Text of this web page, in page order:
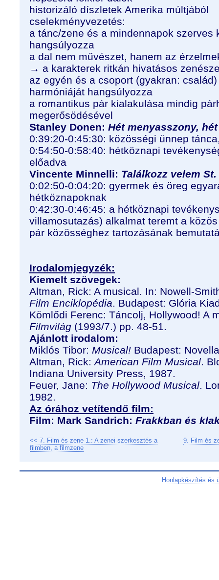
historizáló díszletek Amerika múltjából
cselekményvezetés:
a tánc/zene és a mindennapok szerves
hangsúlyozza
a dal nem művészet, hanem az
→ a karakterek ritkán hivatásos
az egyén és a csoport (gyakran:
harmóniáját hangsúlyozza
a romantikus pár kialakulása mindig
megerősödésével
Stanley Donen: Hét menyasszony,
0:39:20-0:45:30: közösségi ünnep
0:54:50-0:58:40: hétköznapi
előadva
Vincente Minnelli: Találkozz velem
0:02:50-0:04:20: gyermek és öreg
hétköznapoknak
0:42:30-0:46:45: a hétköznapi
villamosutazás) alkalmat teremt a
pár közösséghez tartozásának
Irodalomjegyzék:
Kiemelt szövegek:
Altman, Rick: A musical. In: Nowell-
Film Enciklopédia. Budapest: Glória
Kömlődi Ferenc: Táncolj, Hollywood! A
Filmvilág (1993/7.) pp. 48-51.
Ajánlott irodalom:
Miklós Tibor: Musical! Budapest:
Altman, Rick:American Film Musical.
Indiana University Press, 1987.
Feuer, Jane: The Hollywood Musical.
1982.
Az órához vetítendő film:
Film: Mark Sandrich: Frakkban és
<< 7. Film és zene 1.: A zenei szerkesztés a
filmben, a filmzene
9. Film és
Honlapkészítés és